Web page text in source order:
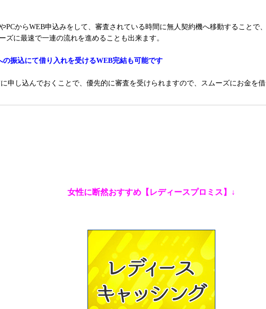
PCからWEB申込みをして、審査されている時間に無人契約機へ移動すること
に最速で一連の流れを進めることも出来ます。
振込にて借り入れを受けるWEB完結も可能です
申し込んでおくことで、優先的に審査を受けられますので、スムーズにお金を
女性に断然おすすめ【レディースプロミス】↓